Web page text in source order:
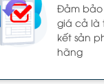
Đảm bảo
giá cả là
kết sản
hãng